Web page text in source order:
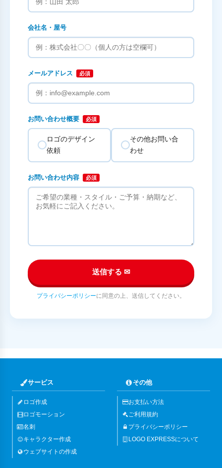
会社名・屋号
メールアドレス 必須
お問い合わせ概要 必須
ロゴのデザイン
依頼
その他お問い合
わせ
お問い合わせ内容 必須
送信する ✉
プライバシーポリシーに同意の上、送信してください。
サービス
ロゴ作成
ロゴモーション
名刺
キャラクター作成
ウェブサイトの作成
その他
お支払い方法
ご利用規約
プライバシーポリシー
LOGO EXPRESSについて